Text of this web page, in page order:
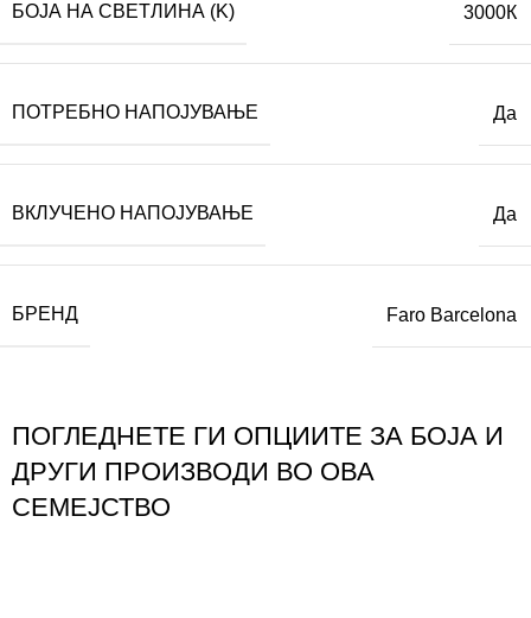
БОЈА НА СВЕТЛИНА (K) 3000К
ПОТРЕБНО НАПОЈУВАЊЕ Да
ВКЛУЧЕНО НАПОЈУВАЊЕ Да
БРЕНД Faro Barcelona
ПОГЛЕДНЕТЕ ГИ ОПЦИИТЕ ЗА БОЈА И
ДРУГИ ПРОИЗВОДИ ВО ОВА
СЕМЕЈСТВО